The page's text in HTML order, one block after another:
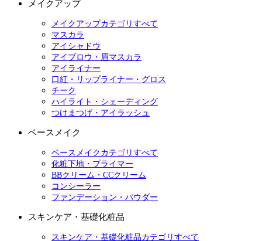
メイクアップ
メイクアップカテゴリすべて
マスカラ
アイシャドウ
アイブロウ・眉マスカラ
アイライナー
口紅・リップライナー・グロス
チーク
ハイライト・シェーディング
つけまつげ・アイラッシュ
ベースメイク
ベースメイクカテゴリすべて
化粧下地・プライマー
BBクリーム・CCクリーム
コンシーラー
ファンデーション・パウダー
スキンケア・基礎化粧品
スキンケア・基礎化粧品カテゴリすべて